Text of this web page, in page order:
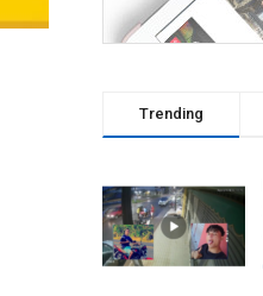
Trending